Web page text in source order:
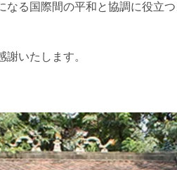
る国際間の平和と協調に役立
いたします。